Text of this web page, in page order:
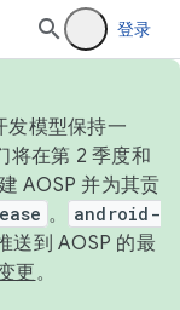
登录
发模型保持一
将在第 2 季度和
AOSP 并为其贡
。
android-
送到 AOSP 的最
更。